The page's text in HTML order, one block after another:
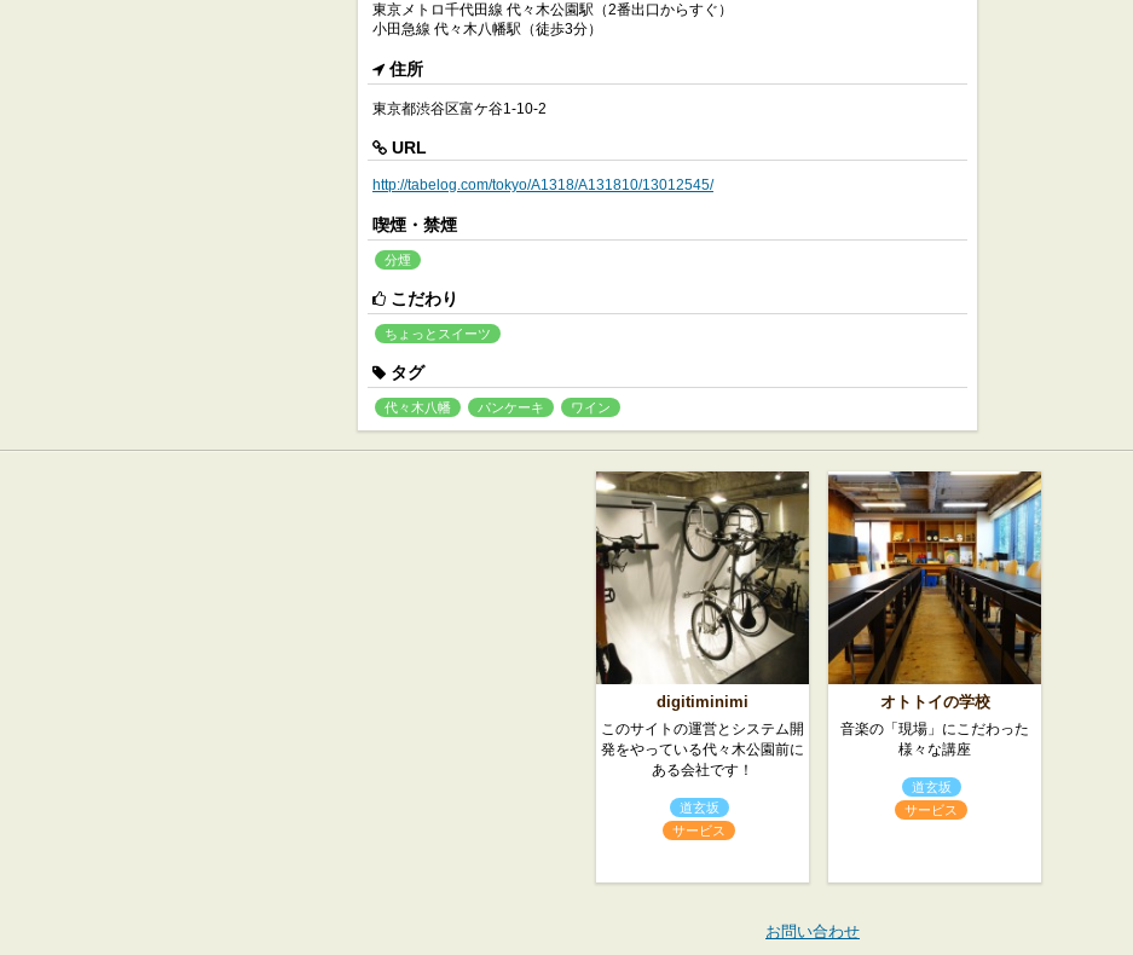
東京メトロ千代田線 代々木公園駅（2番出口からすぐ）
小田急線 代々木八幡駅（徒歩3分）
住所
東京都渋谷区富ケ谷1-10-2
URL
http://tabelog.com/tokyo/A1318/A131810/13012545/
喫煙・禁煙
分煙
こだわり
ちょっとスイーツ
タグ
代々木八幡 パンケーキ ワイン
digitiminimi
このサイトの運営とシステム開
発をやっている代々木公園前に
ある会社です！
道玄坂
サービス
オトトイの学校
音楽の「現場」にこだわった
様々な講座
道玄坂
サービス
お問い合わせ